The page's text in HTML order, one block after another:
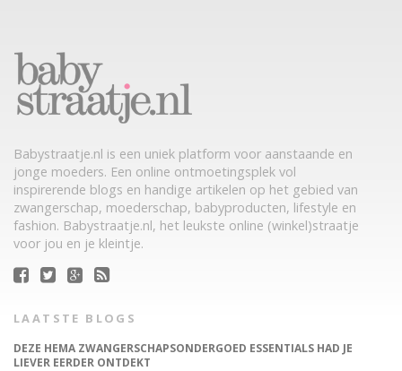
Babystraatje.nl is een uniek platform voor aanstaande en
jonge moeders. Een online ontmoetingsplek vol
inspirerende blogs en handige artikelen op het gebied van
zwangerschap, moederschap, babyproducten, lifestyle en
fashion. Babystraatje.nl, het leukste online (winkel)straatje
voor jou en je kleintje.
LAATSTE BLOGS
DEZE HEMA ZWANGERSCHAPSONDERGOED ESSENTIALS HAD JE
LIEVER EERDER ONTDEKT